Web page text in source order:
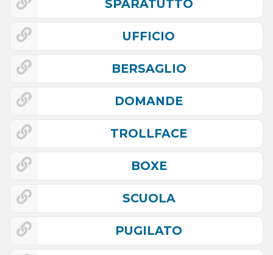
SPARATUTTO
UFFICIO
BERSAGLIO
DOMANDE
TROLLFACE
BOXE
SCUOLA
PUGILATO